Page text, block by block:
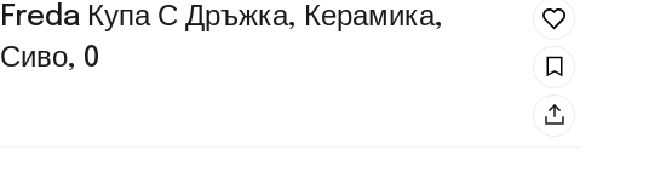
Freda Купа С Дръжка, Керамика,
Сиво, 0